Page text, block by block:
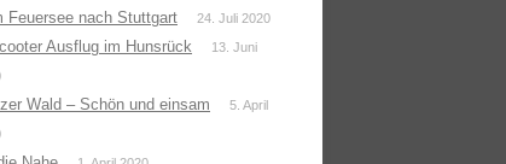
Feuersee nach Stuttgart 24. Juli 2020
Ausflug im Hunsrück
13. Juni
Wald – Schön und einsam
5. April